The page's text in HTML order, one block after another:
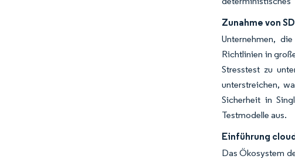
Zunahme von
Unternehmen,
Richtlinien in
Stresstest zu
unterstreichen,
Sicherheit in
Testmodelle aus.
Einführung
Das Ökosystem